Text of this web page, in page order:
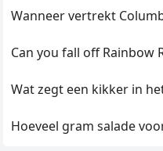
Wanneer vertrekt
Can you fall off Rainbow
Wat zegt een kikker in
Hoeveel gram salade